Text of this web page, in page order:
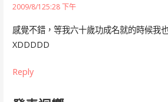
2009/8/125:28 下午
感覺不錯，等我六十歲功成名就的時候我
XDDDDD
Reply